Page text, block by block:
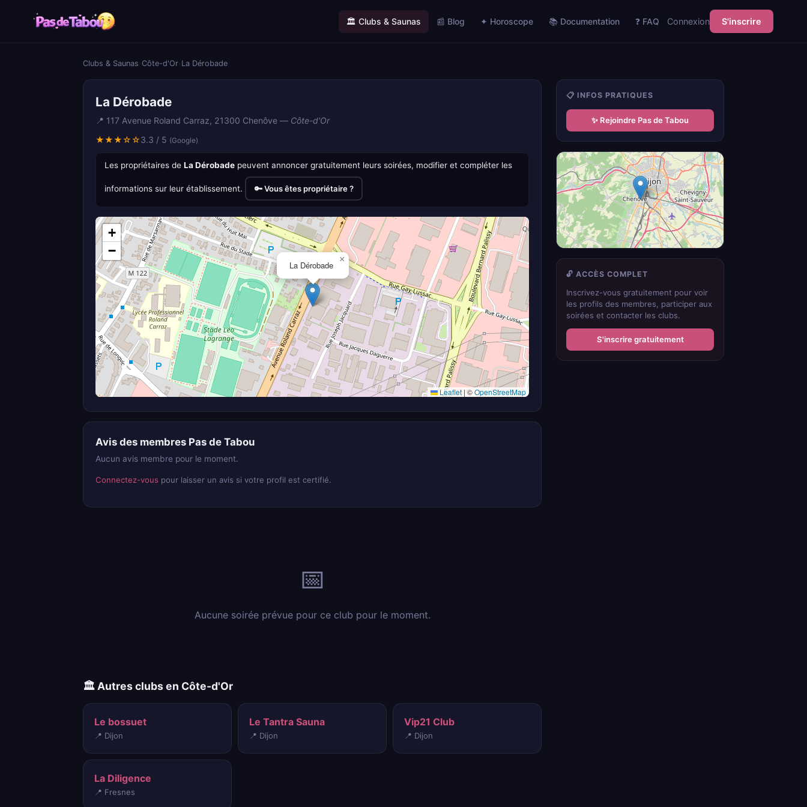
🏛️ Clubs & Saunas 📰 Blog ✦ Horoscope 📚 Documentation ❓ FAQ Connexion S'inscrire
Clubs & Saunas Côte-d'Or La Dérobade
La Dérobade
📍 117 Avenue Roland Carraz, 21300 Chenôve — Côte-d'Or
★★★☆☆3.3 / 5 (Google)
Les propriétaires de La Dérobade peuvent annoncer gratuitement leurs soirées, modifier et compléter les
informations sur leur établissement. 🔑 Vous êtes propriétaire ?
La Dérobade
×
+
−
Leaflet | ©OpenStreetMap
Avis des membres Pas de Tabou
Aucun avis membre pour le moment.
Connectez-vous pour laisser un avis si votre profil est certifié.
📅
Aucune soirée prévue pour ce club pour le moment.
🏛️ Autres clubs en Côte-d'Or
Le bossuet
📍 Dijon
Le Tantra Sauna
📍 Dijon
Vip21 Club
📍 Dijon
La Diligence
📍 Fresnes
📋 INFOS PRATIQUES
✨ Rejoindre Pas de Tabou
🔓 ACCÈS COMPLET
Inscrivez-vous gratuitement pour voir
les profils des membres, participer aux
soirées et contacter les clubs.
S'inscrire gratuitement